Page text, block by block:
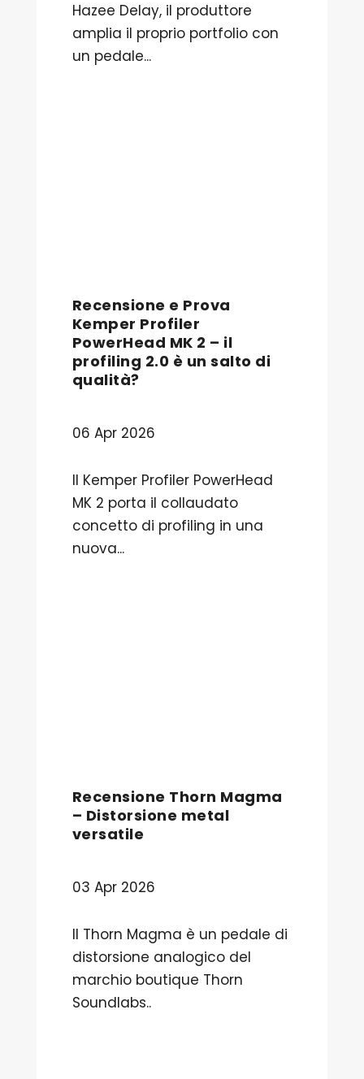
Hazee Delay, il produttore
amplia il proprio portfolio con
un pedale...
Recensione e Prova
Kemper Profiler
PowerHead MK 2 – il
profiling 2.0 è un salto di
qualità?
06 Apr 2026
Il Kemper Profiler PowerHead
MK 2 porta il collaudato
concetto di profiling in una
nuova...
Recensione Thorn Magma
– Distorsione metal
versatile
03 Apr 2026
Il Thorn Magma è un pedale di
distorsione analogico del
marchio boutique Thorn
Soundlabs..